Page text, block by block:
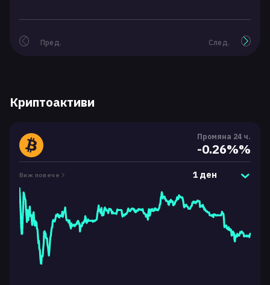
Пред. След.
Криптоактиви
Промяна 24 ч.
-0.26%%
Виж повече 1 ден